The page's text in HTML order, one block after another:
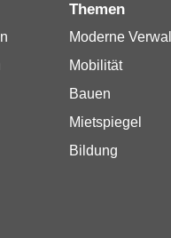
Themen
Moderne
Mobilität
Bauen
Mietspiegel
Bildung